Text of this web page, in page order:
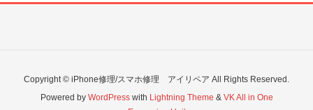
Copyright © iPhone修理/スマホ修理 アイリペア All Rights Reserved.
Powered by WordPresswith Lightning Theme & VK All in One